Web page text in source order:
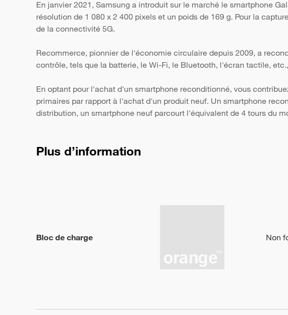
En janvier 2021, Samsung a introduit sur le marché le smartphone
résolution de 1 080 x 2 400 pixels et un poids de 169 g. Pour la
de la connectivité 5G.
Recommerce, pionnier de l'économie circulaire depuis 2009, a
contrôle, tels que la batterie, le Wi-Fi, le Bluetooth, l'écran tactile,
En optant pour l'achat d'un smartphone reconditionné, vous
primaires par rapport à l'achat d'un produit neuf. Un smartphone
distribution, un smartphone neuf parcourt l'équivalent de 4 tours du
Plus d’information
Bloc de charge Non